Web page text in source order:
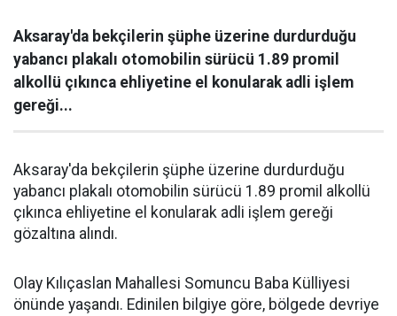
Aksaray'da bekçilerin şüphe üzerine durdurduğu
yabancı plakalı otomobilin sürücü 1.89 promil
alkollü çıkınca ehliyetine el konularak adli işlem
gereği...
Aksaray'da bekçilerin şüphe üzerine durdurduğu
yabancı plakalı otomobilin sürücü 1.89 promil alkollü
çıkınca ehliyetine el konularak adli işlem gereği
gözaltına alındı.
Olay Kılıçaslan Mahallesi Somuncu Baba Külliyesi
önünde yaşandı. Edinilen bilgiye göre, bölgede devriye